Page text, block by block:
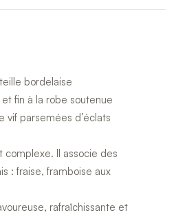
bordelaise
fin à la robe soutenue
vif parsemées d’éclats
complexe. Il associe des
: fraise, framboise aux
rafraîchissante et